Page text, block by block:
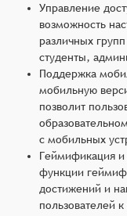
Управление
возможность
различных
студенты,
Поддержка
мобильную
позволит
с мобильных
Геймификация и
функции
достижений и
пользователей